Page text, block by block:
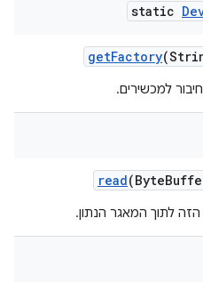
static
getFactory
read(Byte
לתוך המאגר הנתון.